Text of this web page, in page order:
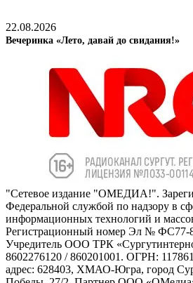
22.08.2026
Вечеринка «Лето, давай до свидания!»
"Сетевое издание "ОМЕДИА!".
Федеральной службой по надзору в
информационных технологий и
Регистрационный номер Эл № ФС77-
Учредитель ООО ТРК
8602276120 / 860201001. ОГРН:
адрес: 628403, ХМАО-Югра, город